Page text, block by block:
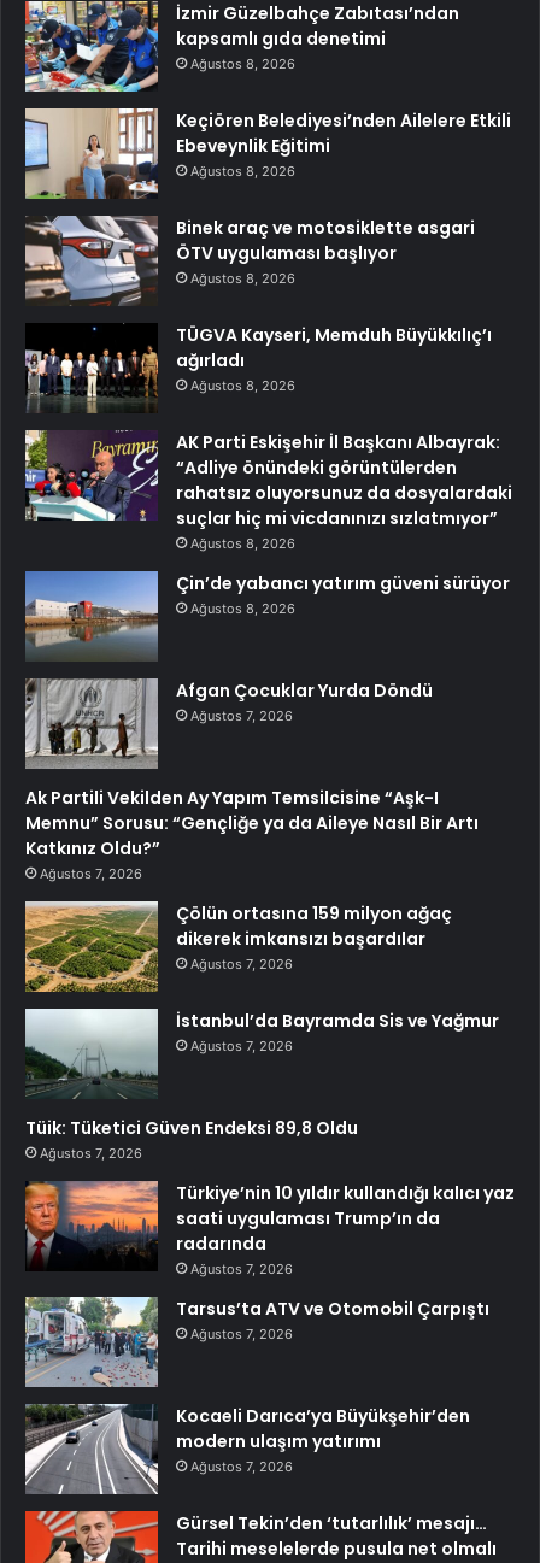
İzmir Güzelbahçe Zabıtası’ndan
kapsamlı gıda denetimi
Ağustos 8, 2026
Keçiören Belediyesi’nden Ailelere Etkili
Ebeveynlik Eğitimi
Ağustos 8, 2026
Binek araç ve motosiklette asgari
ÖTV uygulaması başlıyor
Ağustos 8, 2026
TÜGVA Kayseri, Memduh Büyükkılıç’ı
ağırladı
Ağustos 8, 2026
AK Parti Eskişehir İl Başkanı Albayrak:
“Adliye önündeki görüntülerden
rahatsız oluyorsunuz da dosyalardaki
suçlar hiç mi vicdanınızı sızlatmıyor”
Ağustos 8, 2026
Çin’de yabancı yatırım güveni sürüyor
Ağustos 8, 2026
Afgan Çocuklar Yurda Döndü
Ağustos 7, 2026
Ak Partili Vekilden Ay Yapım Temsilcisine “Aşk-I
Memnu” Sorusu: “Gençliğe ya da Aileye Nasıl Bir Artı
Katkınız Oldu?”
Ağustos 7, 2026
Çölün ortasına 159 milyon ağaç
dikerek imkansızı başardılar
Ağustos 7, 2026
İstanbul’da Bayramda Sis ve Yağmur
Ağustos 7, 2026
Tüik: Tüketici Güven Endeksi 89,8 Oldu
Ağustos 7, 2026
Türkiye’nin 10 yıldır kullandığı kalıcı yaz
saati uygulaması Trump’ın da
radarında
Ağustos 7, 2026
Tarsus’ta ATV ve Otomobil Çarpıştı
Ağustos 7, 2026
Kocaeli Darıca’ya Büyükşehir’den
modern ulaşım yatırımı
Ağustos 7, 2026
Gürsel Tekin’den ‘tutarlılık’ mesajı…
Tarihi meselelerde pusula net olmalı